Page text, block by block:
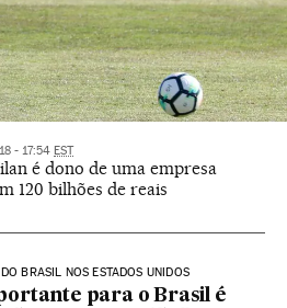
- 17:54 EST
é dono de uma empresa
120 bilhões de reais
BRASIL NOS ESTADOS UNIDOS
para o Brasil é